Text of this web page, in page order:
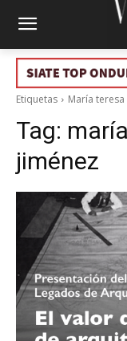
Etiquetas María
Tag:
jiménez